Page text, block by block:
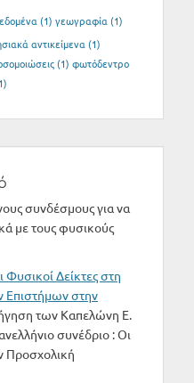
(1) γεωγραφία (1)
αντικείμενα (1)
(1) φωτόδεντρο
συνδέσμους για να
με τους φυσικούς
Δείκτες στη
Επιστήμων στην
των Καπελώνη Ε.
συνέδριο : Οι
Προσχολική